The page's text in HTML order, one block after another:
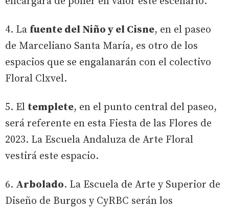
4. La fuente del Niño y el Cisne, en el paseo
de Marceliano Santa María, es otro de los
espacios que se engalanarán con el colectivo
Floral Clxvel.
5. El templete, en el punto central del paseo,
será referente en esta Fiesta de las Flores de
2023. La Escuela Andaluza de Arte Floral
vestirá este espacio.
6. Arbolado. La Escuela de Arte y Superior de
Diseño de Burgos y CyRBC serán los